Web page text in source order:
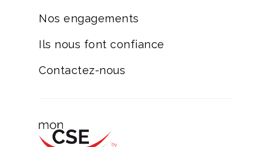
Nos engagements
Ils nous font confiance
Contactez-nous